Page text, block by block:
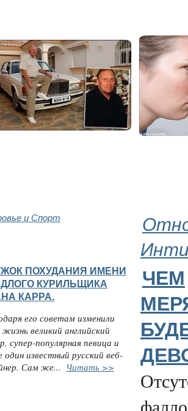
и Спорт
ПОХУДАНИЯ ИМЕНИ
КУРИЛЬЩИКА
КАРРА.
его советам изменили
великий английский
супер-популярная певица и
известный русский веб-
Сам же... Читать >>
ЧЕМ